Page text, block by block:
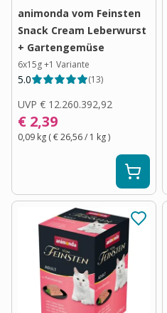
animonda vom Feinsten
Snack Cream Leberwurst
+ Gartengemüse
6x15g+1 Variante
5.0 (13)
UVP € 12.260.392,92
€ 2,39
0,09 kg (€ 26,56/ 1 kg)